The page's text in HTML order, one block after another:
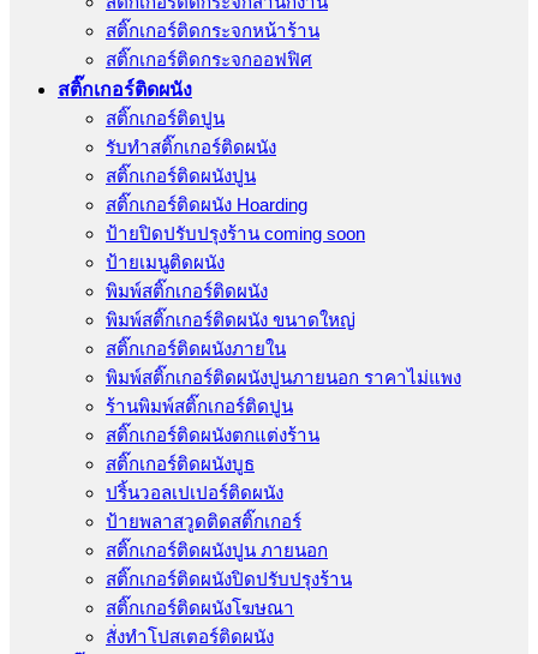
สติ๊กเกอร์ติดกระจกหน้าร้าน
สติ๊กเกอร์ติดกระจกออฟฟิศ
สติ๊กเกอร์ติดผนัง
สติ๊กเกอร์ติดปูน
รับทำสติ๊กเกอร์ติดผนัง
สติ๊กเกอร์ติดผนังปูน
สติ๊กเกอร์ติดผนัง Hoarding
ป้ายปิดปรับปรุงร้าน coming soon
ป้ายเมนูติดผนัง
พิมพ์สติ๊กเกอร์ติดผนัง
พิมพ์สติ๊กเกอร์ติดผนัง ขนาดใหญ่
สติ๊กเกอร์ติดผนังภายใน
พิมพ์สติ๊กเกอร์ติดผนังปูนภายนอก ราคาไม่แพง
ร้านพิมพ์สติ๊กเกอร์ติดปูน
สติ๊กเกอร์ติดผนังตกแต่งร้าน
สติ๊กเกอร์ติดผนังบูธ
ปริ้นวอลเปเปอร์ติดผนัง
ป้ายพลาสวูดติดสติ๊กเกอร์
สติ๊กเกอร์ติดผนังปูน ภายนอก
สติ๊กเกอร์ติดผนังปิดปรับปรุงร้าน
สติ๊กเกอร์ติดผนังโฆษณา
สั่งทําโปสเตอร์ติดผนัง